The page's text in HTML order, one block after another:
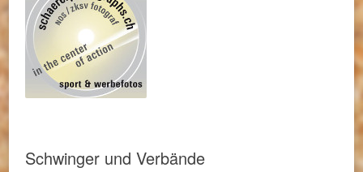
Schwinger und Verbände